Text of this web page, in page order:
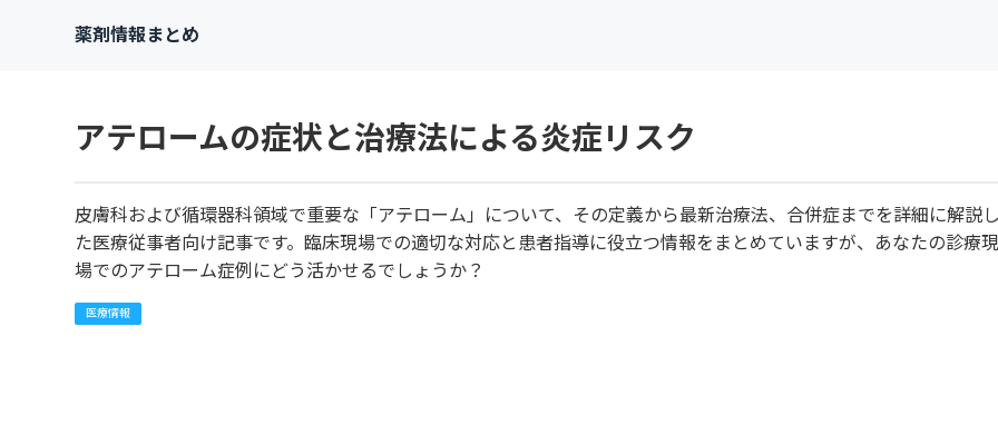
薬剤情報まとめ
アテロームの症状と治療法による炎症リスク
皮膚科および循環器科領域で重要な「アテローム」について、その定義から最新治療法、合併症までを詳細に解説
た医療従事者向け記事です。臨床現場での適切な対応と患者指導に役立つ情報をまとめていますが、あなたの診療
場でのアテローム症例にどう活かせるでしょうか？
医療情報